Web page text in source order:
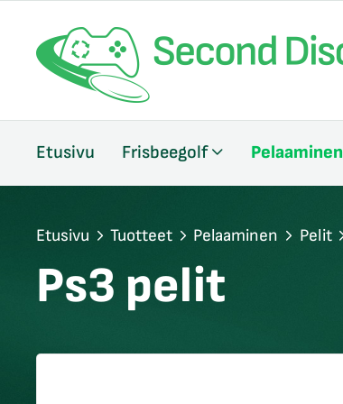
Etusivu Frisbeegolf Pelaaminen
Etusivu Tuotteet Pelaaminen Pelit
Ps3 pelit
sulje
sulje
sulje